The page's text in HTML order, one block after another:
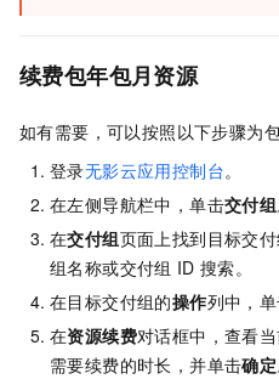
续费包年包月资源
如有需要，可以按照以下步骤为
登录无影云应用控制台。
在左侧导航栏中，单击交付组
在交付组页面上找到目标交
组名称或交付组 ID 搜索。
在目标交付组的操作列中，
在资源续费对话框中，查看
需要续费的时长，并单击确定